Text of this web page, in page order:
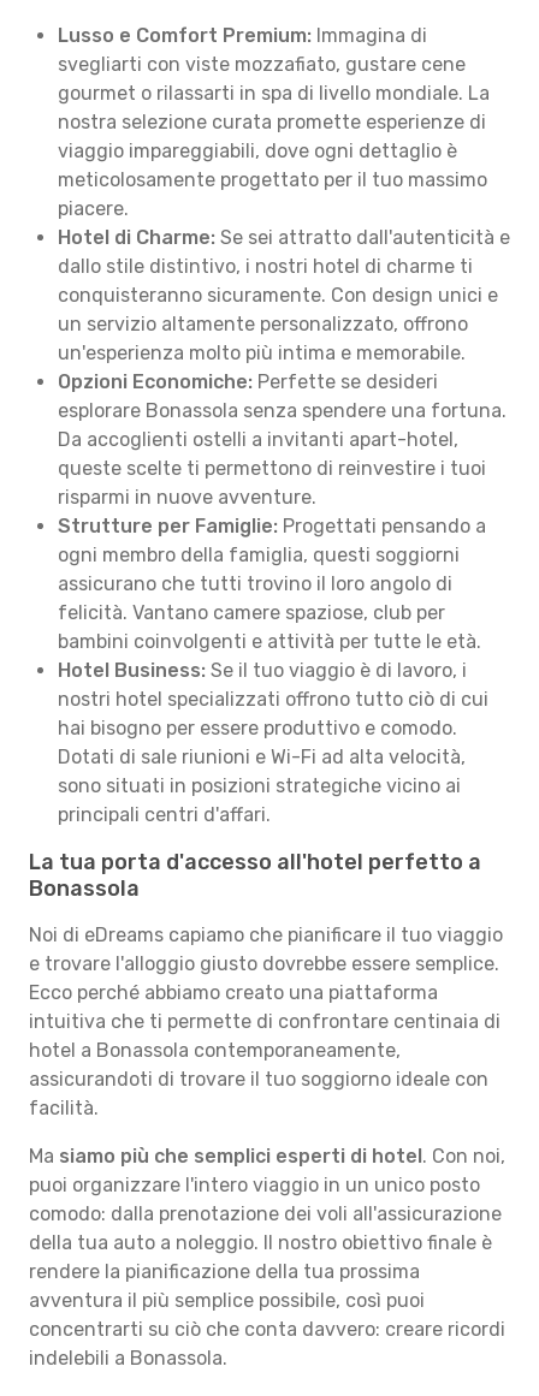
Lusso e Comfort Premium: Immagina di
svegliarti con viste mozzafiato, gustare cene
gourmet o rilassarti in spa di livello mondiale. La
nostra selezione curata promette esperienze di
viaggio impareggiabili, dove ogni dettaglio è
meticolosamente progettato per il tuo massimo
piacere.
Hotel di Charme: Se sei attratto dall'autenticità e
dallo stile distintivo, i nostri hotel di charme ti
conquisteranno sicuramente. Con design unici e
un servizio altamente personalizzato, offrono
un'esperienza molto più intima e memorabile.
Opzioni Economiche: Perfette se desideri
esplorare Bonassola senza spendere una fortuna.
Da accoglienti ostelli a invitanti apart-hotel,
queste scelte ti permettono di reinvestire i tuoi
risparmi in nuove avventure.
Strutture per Famiglie: Progettati pensando a
ogni membro della famiglia, questi soggiorni
assicurano che tutti trovino il loro angolo di
felicità. Vantano camere spaziose, club per
bambini coinvolgenti e attività per tutte le età.
Hotel Business: Se il tuo viaggio è di lavoro, i
nostri hotel specializzati offrono tutto ciò di cui
hai bisogno per essere produttivo e comodo.
Dotati di sale riunioni e Wi-Fi ad alta velocità,
sono situati in posizioni strategiche vicino ai
principali centri d'affari.
La tua porta d'accesso all'hotel perfetto a
Bonassola
Noi di eDreams capiamo che pianificare il tuo viaggio
e trovare l'alloggio giusto dovrebbe essere semplice.
Ecco perché abbiamo creato una piattaforma
intuitiva che ti permette di confrontare centinaia di
hotel a Bonassola contemporaneamente,
assicurandoti di trovare il tuo soggiorno ideale con
facilità.
Ma siamo più che semplici esperti di hotel. Con noi,
puoi organizzare l'intero viaggio in un unico posto
comodo: dalla prenotazione dei voli all'assicurazione
della tua auto a noleggio. Il nostro obiettivo finale è
rendere la pianificazione della tua prossima
avventura il più semplice possibile, così puoi
concentrarti su ciò che conta davvero: creare ricordi
indelebili a Bonassola.